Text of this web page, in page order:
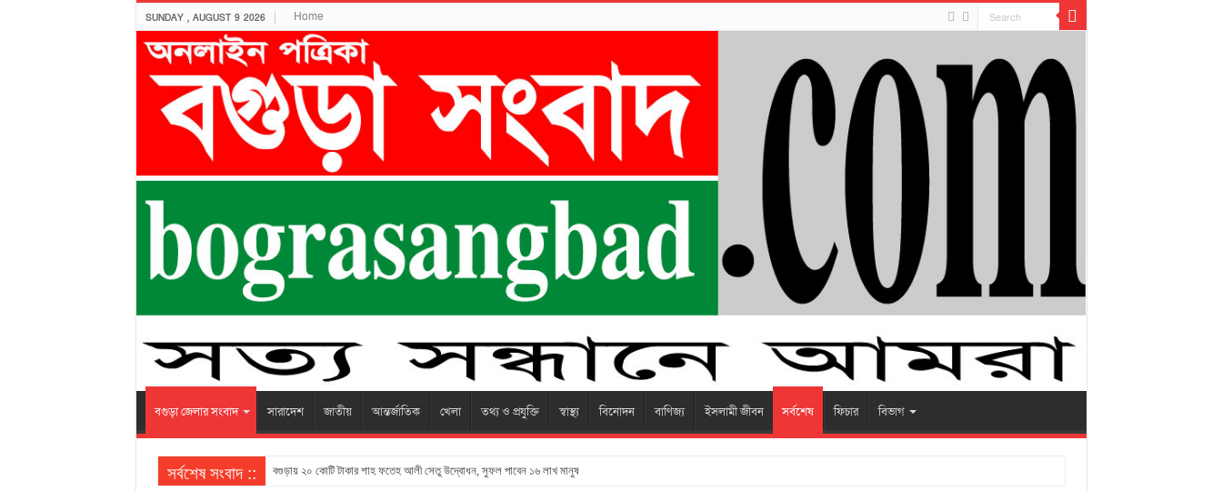
SUNDAY , AUGUST 9 2026 Home
বগুড়া জেলার সংবাদ সারাদেশ জাতীয় আন্তর্জাতিক খেলা তথ্য ও প্রযুক্তি স্বাস্থ্য বিনোদন বাণিজ্য ইসলামী জীবন সর্বশেষ ফিচার বিভাগ
সর্বশেষ সংবাদ :: বগুড়ায় ২০ কোটি টাকার শাহ ফতেহ আলী সেতু উদ্বোধন, সুফল পাবেন ১৬ লাখ মানুষ